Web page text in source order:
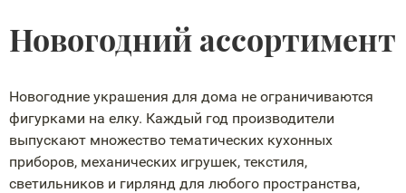
Новогодний ассортимент
Новогодние украшения для дома не ограничиваются
фигурками на елку. Каждый год производители
выпускают множество тематических кухонных
приборов, механических игрушек, текстиля,
светильников и гирлянд для любого пространства,